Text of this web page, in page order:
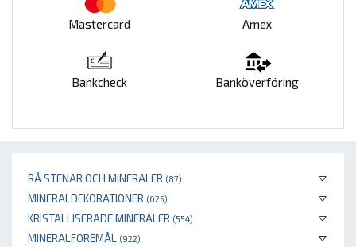
RÅ STENAR OCH MINERALER (87)
MINERALDEKORATIONER (625)
KRISTALLISERADE MINERALER (554)
MINERALFÖREMÅL (922)
Mastercard Amex
Bankcheck Banköverföring